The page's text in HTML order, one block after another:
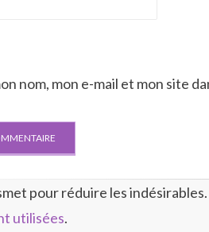
nom, mon e-mail et mon site
pour réduire les indésirables.
utilisées.